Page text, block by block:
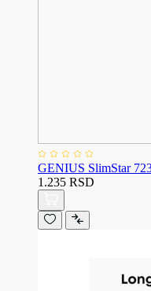
GENIUS SlimStar
1.235 RSD